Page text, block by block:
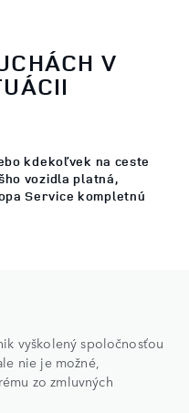
V
kdekoľvek na ceste
vozidla platná,
Service kompletnú
vyškolený spoločnosťou
nie je možné,
zo zmluvných